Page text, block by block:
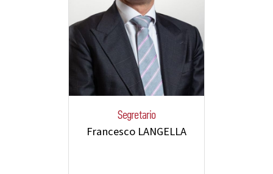
Segretario
Francesco LANGELLA